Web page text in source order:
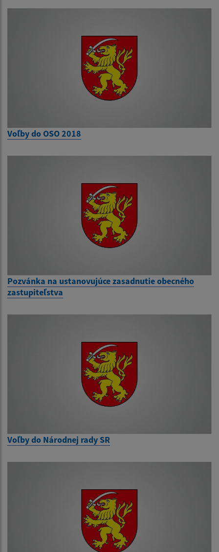
Voľby do OSO 2018
Pozvánka na ustanovujúce zasadnutie obecného
zastupiteľstva
Voľby do Národnej rady SR